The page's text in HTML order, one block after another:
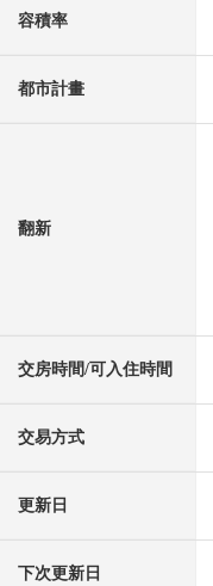
容積率
都市計畫
翻新
交房時間/可入住時間
交易方式
更新日
下次更新日